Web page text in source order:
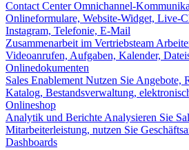
Contact Center Omnichannel-
Onlineformulare, Website-Widget, Live-
Instagram, Telefonie, E-Mail
Zusammenarbeit im Vertriebsteam
Videoanrufen, Aufgaben, Kalender,
Onlinedokumenten
Sales Enablement Nutzen Sie Angebote,
Katalog, Bestandsverwaltung,
Onlineshop
Analytik und Berichte Analysieren Sie
Mitarbeiterleistung, nutzen Sie
Dashboards